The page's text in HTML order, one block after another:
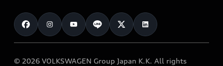
カタログ一覧
車検 / 定期点検
e-tronアフターサポート
クオリティ
保証
メンテナンス
お知らせ
オーナー様向けキャンペーン
© 2026 VOLKSWAGEN Group Japan K.K. All rights